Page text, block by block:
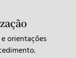
orientações